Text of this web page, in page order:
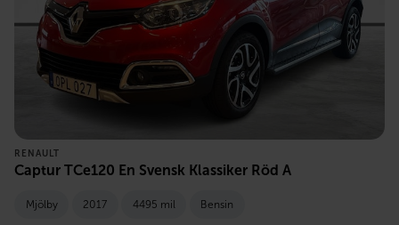
RENAULT
Captur TCe120 En Svensk Klassiker Röd A
Mjölby 2017 4495 mil Bensin